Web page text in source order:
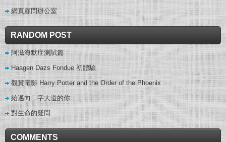
網頁顧問辦公室
RANDOM POST
阿滋海默症測試篇
Haagen Dazs Fondue 初體驗
觀賞電影 Harry Potter and the Order of the Phoenix
給邁向二字大道的你
對生命的疑問
COMMENTS